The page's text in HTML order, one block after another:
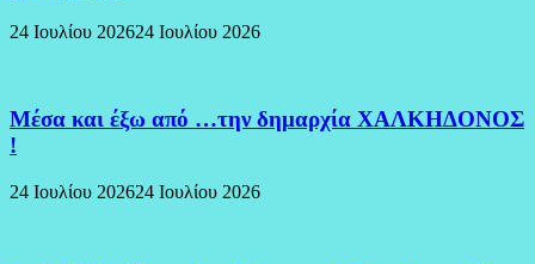
24 Ιουλίου 202624 Ιουλίου 2026
Μέσα και έξω από …την δημαρχία ΧΑΛΚΗΔΟΝΟΣ
!
24 Ιουλίου 202624 Ιουλίου 2026